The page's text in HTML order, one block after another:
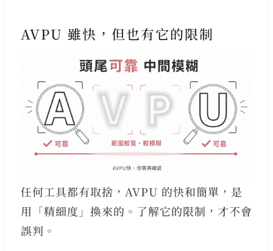
AVPU 雖快，但也有它的限制
任何工具都有取捨，AVPU 的快和簡單，是
用「精細度」換來的。了解它的限制，才不會
誤判。